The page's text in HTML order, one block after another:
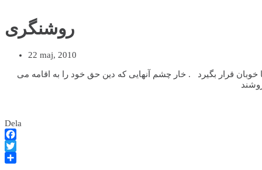
روشنگری
22 maj, 2010
قرار بگیرد . خار چشم آنهایی که دین حق خود را به اقامه می
Dela
Facebook
Twitter